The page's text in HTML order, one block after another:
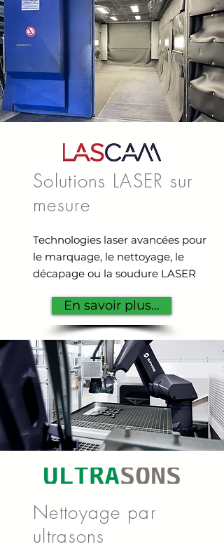
Solutions LASER sur
mesure
Technologies laser avancées pour
le marquage, le nettoyage, le
décapage ou la soudure LASER
En savoir plus...
Nettoyage par
ultrasons